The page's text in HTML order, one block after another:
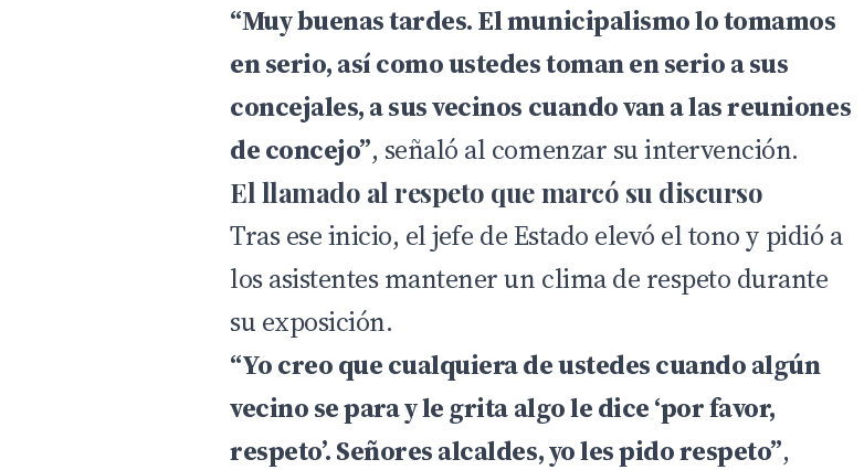
“Muy buenas tardes. El municipalismo lo tomamos
en serio, así como ustedes toman en serio a sus
concejales, a sus vecinos cuando van a las reuniones
de concejo”, señaló al comenzar su intervención.
El llamado al respeto que marcó su discurso
Tras ese inicio, el jefe de Estado elevó el tono y pidió a
los asistentes mantener un clima de respeto durante
su exposición.
“Yo creo que cualquiera de ustedes cuando algún
vecino se para y le grita algo le dice ‘por favor,
respeto’. Señores alcaldes, yo les pido respeto”,